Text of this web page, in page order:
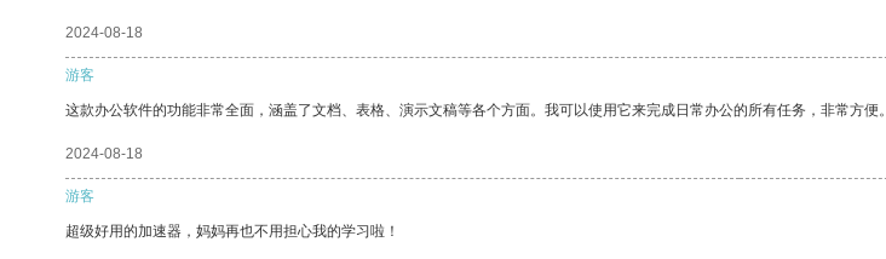
2024-08-18
游客
这款办公软件的功能非常全面，涵盖了文档、表格、演示文稿等各个方面。我可以使用它来完成日常办公的所有任务，非常方便。
2024-08-18
游客
超级好用的加速器，妈妈再也不用担心我的学习啦！